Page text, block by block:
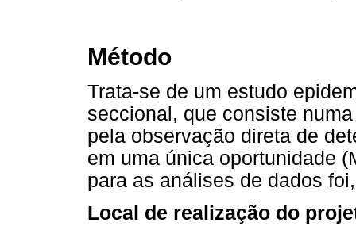
Método
Trata-se de um estudo
seccional, que consiste
pela observação direta de
em uma única oportunidade
para as análises de dados
Local de realização do